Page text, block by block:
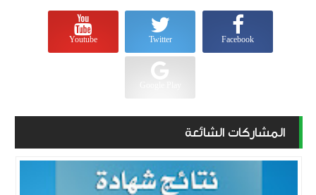
Facebook
Twitter
Youtube
المشاركات الشائعة